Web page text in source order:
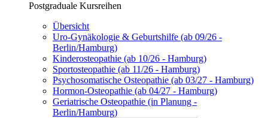
Postgraduale Kursreihen
Übersicht
Uro-Gynäkologie & Geburtshilfe (ab 09/26 -
Berlin/Hamburg)
Kinderosteopathie (ab 10/26 - Hamburg)
Sportosteopathie (ab 11/26 - Hamburg)
Psychosomatische Osteopathie (ab 03/27 - Hamburg)
Hormon-Osteopathie (ab 04/27 - Hamburg)
Geriatrische Osteopathie (in Planung -
Berlin/Hamburg)